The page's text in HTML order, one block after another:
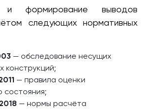
и формирование выводов
следующих нормативных
— обследование несущих
конструкций;
— правила оценки
состояния;
— нормы расчёта